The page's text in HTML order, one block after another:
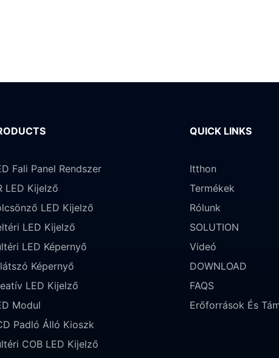
Fali Panel Rendszer
LED Kijelző
LED Kijelző
LED Kijelző
LED Képernyő
Képernyő
LED Kijelző
Modul
Padló Álló Kioszk
COB LED Kijelző
QUICK LINKS
Itthon
Termékek
Rólunk
SOLUTION
Videó
DOWNLOAD
FAQS
Erőforrások És